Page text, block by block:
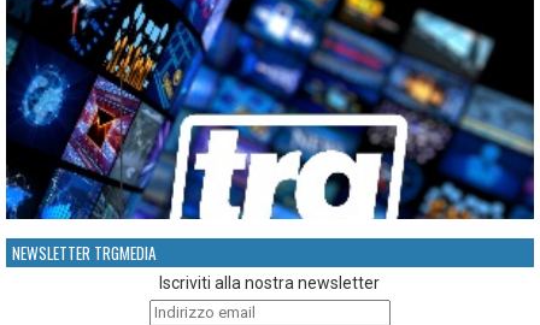
NEWSLETTER TRGMEDIA
Iscriviti alla nostra newsletter